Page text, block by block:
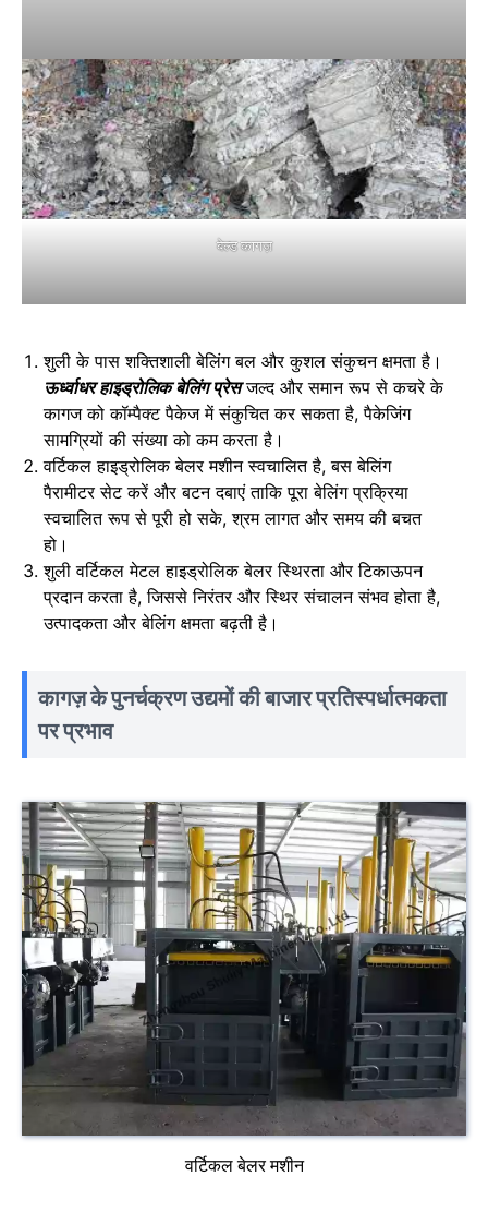
बेल्ड कागज़
शुली के पास शक्तिशाली बेलिंग बल और कुशल संकुचन क्षमता है।
ऊर्ध्वाधर हाइड्रोलिक बेलिंग प्रेसजल्द और समान रूप से कचरे के
कागज को कॉम्पैक्ट पैकेज में संकुचित कर सकता है, पैकेजिंग
सामग्रियों की संख्या को कम करता है।
वर्टिकल हाइड्रोलिक बेलर मशीन स्वचालित है, बस बेलिंग
पैरामीटर सेट करें और बटन दबाएं ताकि पूरा बेलिंग प्रक्रिया
स्वचालित रूप से पूरी हो सके, श्रम लागत और समय की बचत
हो।
शुली वर्टिकल मेटल हाइड्रोलिक बेलर स्थिरता और टिकाऊपन
प्रदान करता है, जिससे निरंतर और स्थिर संचालन संभव होता है,
उत्पादकता और बेलिंग क्षमता बढ़ती है।
कागज़ के पुनर्चक्रण उद्यमों की बाजार प्रतिस्पर्धात्मकता
पर प्रभाव
वर्टिकल बेलर मशीन